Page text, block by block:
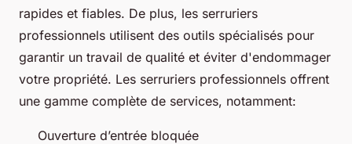
rapides et fiables. De plus, les serruriers
professionnels utilisent des outils spécialisés pour
garantir un travail de qualité et éviter d'endommager
votre propriété. Les serruriers professionnels offrent
une gamme complète de services, notamment:
Ouverture d’entrée bloquée